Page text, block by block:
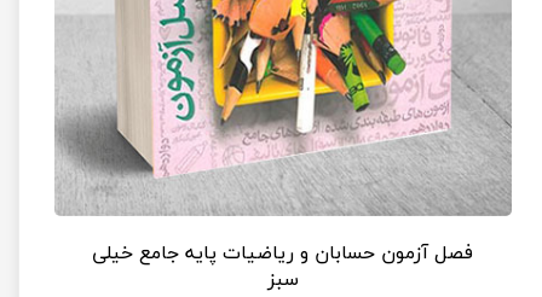
فصل آزمون حسابان و ریاضیات پایه جامع خیلی
سبز